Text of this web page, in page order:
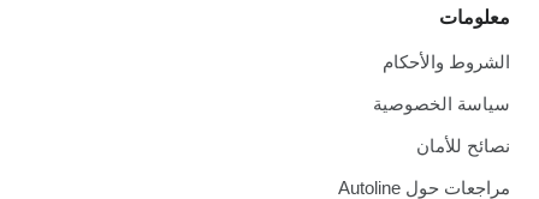
معلومات
الشروط والأحكام
سياسة الخصوصية
نصائح للأمان
مراجعات حول Autoline